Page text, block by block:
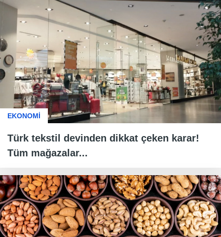
EKONOMİ
Türk tekstil devinden dikkat çeken karar!
Tüm mağazalar...